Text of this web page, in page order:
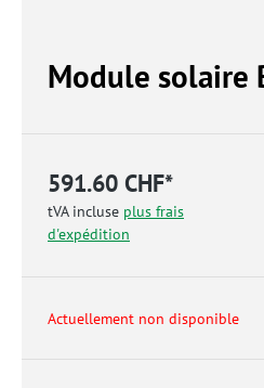
Module solaire
591.60 CHF*
tVA incluse plus frais
d'expédition
Actuellement non disponible